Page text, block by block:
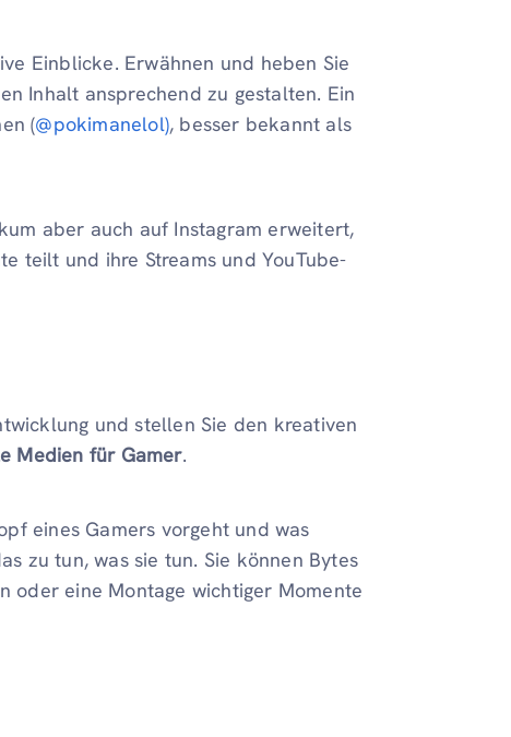
Einblicke. Erwähnen und heben Sie
Inhalt ansprechend zu gestalten. Ein
(@pokimanelol), besser bekannt als
aber auch auf Instagram erweitert,
teilt und ihre Streams und YouTube-
und stellen Sie den kreativen
Medien für Gamer.
eines Gamers vorgeht und was
zu tun, was sie tun. Sie können Bytes
oder eine Montage wichtiger Momente